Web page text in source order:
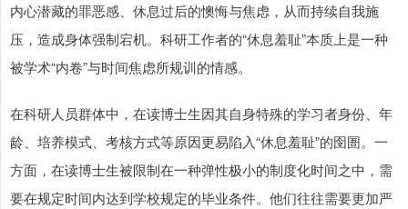
内心潜藏的罪恶感、休息过后的懊悔与焦虑，从而持续自我施
压，造成身体强制宕机。科研工作者的“休息羞耻”本质上是一种
被学术“内卷”与时间焦虑所规训的情感。
在科研人员群体中，在读博士生因其自身特殊的学习者身份、年
龄、培养模式、考核方式等原因更易陷入“休息羞耻”的囹圄。一
方面，在读博士生被限制在一种弹性极小的制度化时间之中，需
要在规定时间内达到学校规定的毕业条件。他们往往需要更加严